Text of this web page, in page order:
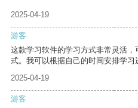
2025-04-19
游客
这款学习软件的学习方式非常灵活
式。我可以根据自己的时间安排学习
2025-04-19
游客